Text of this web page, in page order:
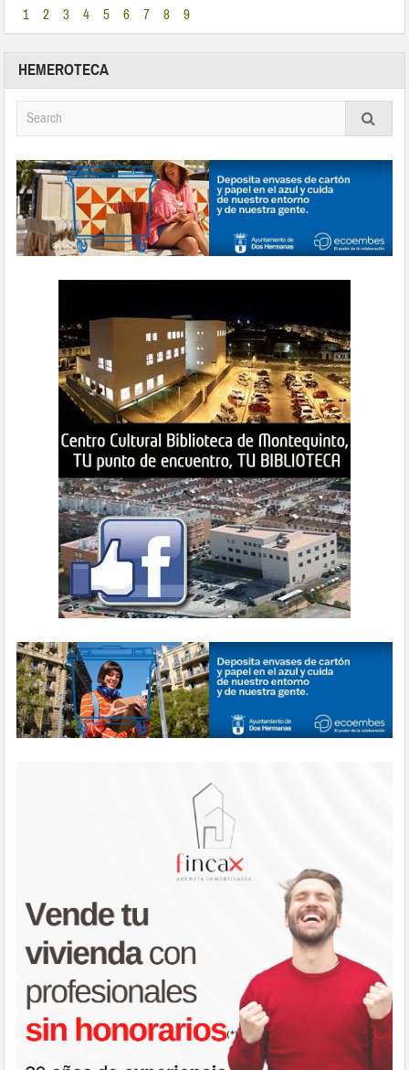
1 2 3 4 5 6 7 8 9
HEMEROTECA